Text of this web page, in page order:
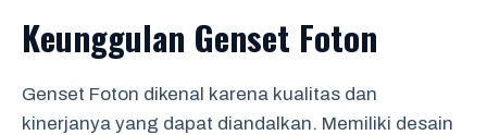
Keunggulan Genset Foton
Genset Foton dikenal karena kualitas dan
kinerjanya yang dapat diandalkan. Memiliki desain